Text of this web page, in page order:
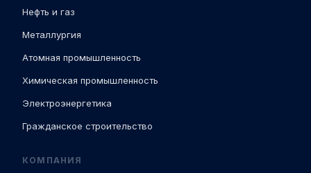
Нефть и газ
Металлургия
Атомная промышленность
Химическая промышленность
Электроэнергетика
Гражданское строительство
КОМПАНИЯ